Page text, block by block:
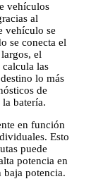
vehículos
al
vehículo se
se conecta el
el
las
lo más
de
batería.
en función
Esto
puede
potencia en
baja potencia.